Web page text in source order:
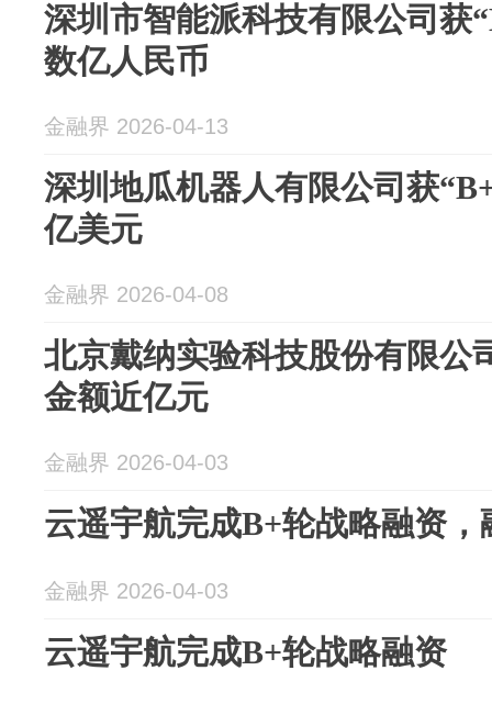
深圳市智能派科技有限公司获
数亿人民币
金融界 2026-04-13
深圳地瓜机器人有限公司获
亿美元
金融界 2026-04-08
北京戴纳实验科技股份有限公
金额近亿元
金融界 2026-04-03
云遥宇航完成B+轮战略融资，
金融界 2026-04-03
云遥宇航完成B+轮战略融资